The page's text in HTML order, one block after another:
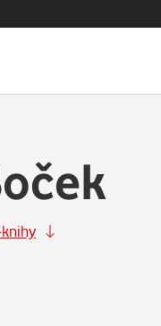
knihy